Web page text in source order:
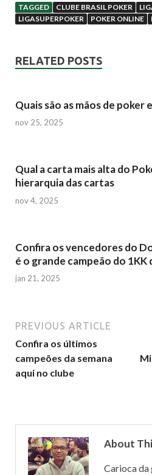
a
A
p
c
o
k
i
e
TAGGED CLUBE BRASIL POKER
LIGASUPERPOKER
POKER ONLINE
RELATED POSTS
Quais são as mãos de poker
nov 25, 2025
Qual a carta mais alta do
hierarquia das cartas
nov 4, 2025
Confira os vencedores do
é o grande campeão do 1KK
jan 21, 2025
PREVIOUS ARTICLE
Confira os últimos
campeões da semana
aqui no clube
About
Carioca da